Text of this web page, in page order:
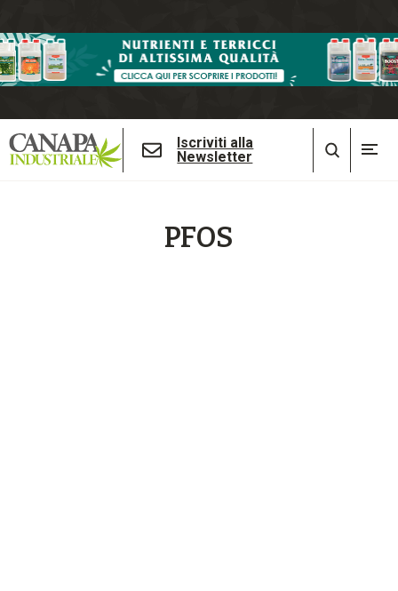
Iscriviti alla
Newsletter
PFOS